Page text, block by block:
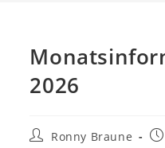
2026
Ronny Braune